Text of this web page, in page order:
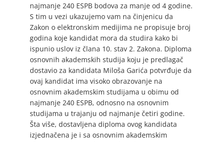
najmanje 240 ESPB bodova za manje od 4 godine.
S tim u vezi ukazujemo vam na činjenicu da
Zakon o elektronskim medijima ne propisuje broj
godina koje kandidat mora da studira kako bi
ispunio uslov iz člana 10. stav 2. Zakona. Diploma
osnovnih akademskih studija koju je predlagač
dostavio za kandidata Miloša Garića potvrđuje da
ovaj kandidat ima visoko obrazovanje na
osnovnim akademskim studijama u obimu od
najmanje 240 ESPB, odnosno na osnovnim
studijama u trajanju od najmanje četiri godine.
Šta više, dostavljena diploma ovog kandidata
izjednačena je i sa osnovnim akademskim